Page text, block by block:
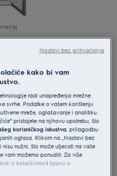
No Frost
- zamrzivač
Informacijski list proizvoda
upozorenja prema EU
kako bi vam
radi unapređenja mrežne
svrhe. Podatke o vašem korištenju
mreže, oglašavanje i analitiku.
pristajete na njihovu upotrebu, što
korisničkog iskustva, prilagodbu
oglasa. Klikom na „Nastavi bez
nužni, što može utjecati na vaše
vam možemo ponuditi. Za više
o kolačićima i Izjavu o
Nastavi bez prihvaćanja